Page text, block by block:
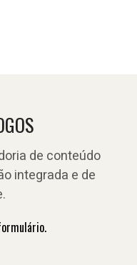
de conteúdo
integrada e de